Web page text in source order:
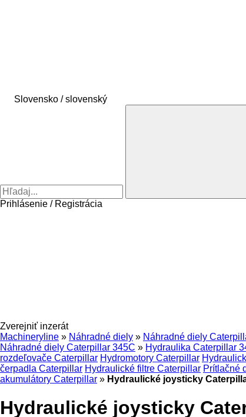
Slovensko / slovenský
Prihlásenie / Registrácia
Zverejniť inzerát
Machineryline » Náhradné diely » Náhradné diely
Náhradné diely Caterpillar 345C » Hydraulika Caterpillar
rozdeľovače Caterpillar Hydromotory Caterpillar
čerpadla Caterpillar Hydraulické filtre Caterpillar Prítlačné
akumulátory Caterpillar » Hydraulické joysticky
Hydraulické joysticky